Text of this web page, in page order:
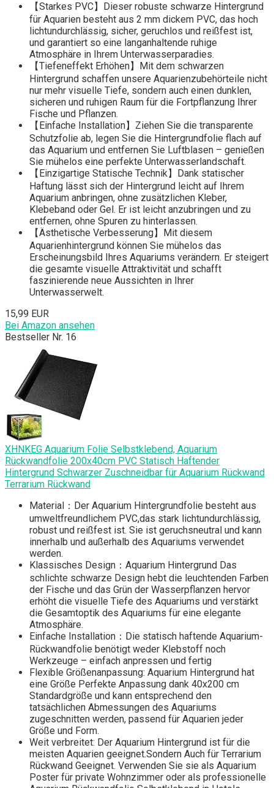
【Starkes PVC】Dieser robuste schwarze Hintergrund
für Aquarien besteht aus 2 mm dickem PVC, das hoch
lichtundurchlässig, sicher, geruchlos und reißfest ist,
und garantiert so eine langanhaltende ruhige
Atmosphäre in Ihrem Unterwasserparadies.
【Tiefeneffekt Erhöhen】Mit dem schwarzen
Hintergrund schaffen unsere Aquarienzubehörteile nicht
nur mehr visuelle Tiefe, sondern auch einen dunklen,
sicheren und ruhigen Raum für die Fortpflanzung Ihrer
Fische und Pflanzen.
【Einfache Installation】Ziehen Sie die transparente
Schutzfolie ab, legen Sie die Hintergrundfolie flach auf
das Aquarium und entfernen Sie Luftblasen – genießen
Sie mühelos eine perfekte Unterwasserlandschaft.
【Einzigartige Statische Technik】Dank statischer
Haftung lässt sich der Hintergrund leicht auf Ihrem
Aquarium anbringen, ohne zusätzlichen Kleber,
Klebeband oder Gel. Er ist leicht anzubringen und zu
entfernen, ohne Spuren zu hinterlassen.
【Ästhetische Verbesserung】Mit diesem
Aquarienhintergrund können Sie mühelos das
Erscheinungsbild Ihres Aquariums verändern. Er steigert
die gesamte visuelle Attraktivität und schafft
faszinierende neue Aussichten in Ihrer
Unterwasserwelt.
15,99 EUR
Bei Amazon ansehen
Bestseller Nr. 16
XHNKEG Aquarium Folie Selbstklebend, Aquarium
Rückwandfolie 200x40cm PVC Statisch Haftender
Hintergrund Schwarzer Zuschneidbar für Aquarium Rückwand
Terrarium Rückwand
Material：Der Aquarium Hintergrundfolie besteht aus
umweltfreundlichem PVC,das stark lichtundurchlässig,
robust und reißfest ist. Sie ist geruchsneutral und kann
innerhalb und außerhalb des Aquariums verwendet
werden.
Klassisches Design：Aquarium Hintergrund Das
schlichte schwarze Design hebt die leuchtenden Farben
der Fische und das Grün der Wasserpflanzen hervor
erhöht die visuelle Tiefe des Aquariums und verstärkt
die Gesamtoptik des Aquariums für eine elegante
Atmosphäre.
Einfache Installation：Die statisch haftende Aquarium-
Rückwandfolie benötigt weder Klebstoff noch
Werkzeuge – einfach anpressen und fertig
Flexible Größenanpassung: Aquarium Hintergrund hat
eine Größe Perfekte Anpassung dank 40x200 cm
Standardgröße und kann entsprechend den
tatsächlichen Abmessungen des Aquariums
zugeschnitten werden, passend für Aquarien jeder
Größe und Form.
Weit verbreitet: Der Aquarium Hintergrund ist für die
meisten Aquarien geeignet.Sondern Auch für Terrarium
Rückwand Geeignet. Verwenden Sie sie als Aquarium
Poster für private Wohnzimmer oder als professionelle